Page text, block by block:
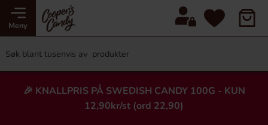
Meny
🎉 KNALLPRIS PÅ SWEDISH CANDY 100G - KUN
12,90kr/st (ord 22,90)